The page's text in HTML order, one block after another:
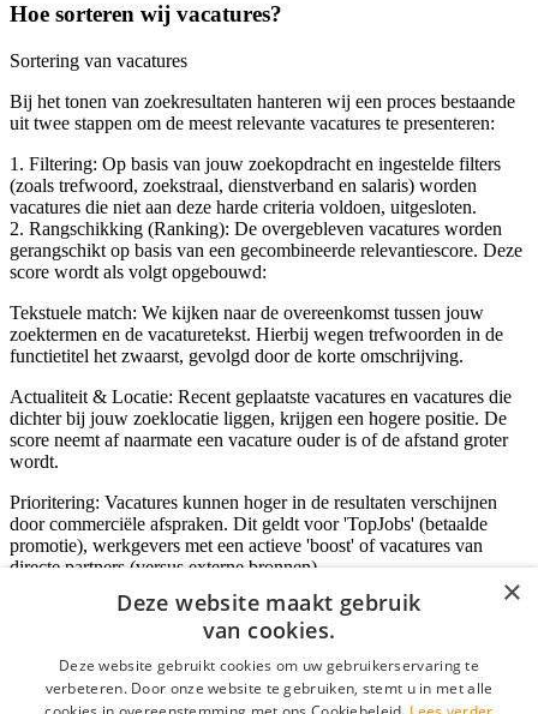
Hoe sorteren wij vacatures?
Sortering van vacatures
Bij het tonen van zoekresultaten hanteren wij een proces bestaande
uit twee stappen om de meest relevante vacatures te presenteren:
1. Filtering: Op basis van jouw zoekopdracht en ingestelde filters
(zoals trefwoord, zoekstraal, dienstverband en salaris) worden
vacatures die niet aan deze harde criteria voldoen, uitgesloten.
2. Rangschikking (Ranking): De overgebleven vacatures worden
gerangschikt op basis van een gecombineerde relevantiescore. Deze
score wordt als volgt opgebouwd:
Tekstuele match: We kijken naar de overeenkomst tussen jouw
zoektermen en de vacaturetekst. Hierbij wegen trefwoorden in de
functietitel het zwaarst, gevolgd door de korte omschrijving.
Actualiteit & Locatie: Recent geplaatste vacatures en vacatures die
dichter bij jouw zoeklocatie liggen, krijgen een hogere positie. De
score neemt af naarmate een vacature ouder is of de afstand groter
wordt.
Prioritering: Vacatures kunnen hoger in de resultaten verschijnen
door commerciële afspraken. Dit geldt voor 'TopJobs' (betaalde
promotie), werkgevers met een actieve 'boost' of vacatures van
directe partners (versus externe bronnen).
Inloggen als bedrijf
*
×
Deze website maakt gebruik
van cookies.
Deze website gebruikt cookies om uw gebruikerservaring te
verbeteren. Door onze website te gebruiken, stemt u in met alle